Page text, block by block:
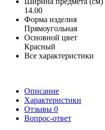
14.00
Форма изделия
Прямоугольная
Основной цвет
Красный
Все характеристики
Описание
Характеристики
Отзывы 0
Вопрос-ответ